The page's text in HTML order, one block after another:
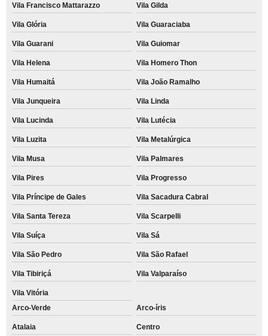
Vila Francisco Mattarazzo Vila Gilda
Vila Glória Vila Guaraciaba
Vila Guarani Vila Guiomar
Vila Helena Vila Homero Thon
Vila Humaitá Vila João Ramalho
Vila Junqueira Vila Linda
Vila Lucinda Vila Lutécia
Vila Luzita Vila Metalúrgica
Vila Musa Vila Palmares
Vila Pires Vila Progresso
Vila Príncipe de Gales Vila Sacadura Cabral
Vila Santa Tereza Vila Scarpelli
Vila Suíça Vila Sá
Vila São Pedro Vila São Rafael
Vila Tibiriçá Vila Valparaíso
Vila Vitória
Arco-Verde
Arco-íris
Atalaia Centro